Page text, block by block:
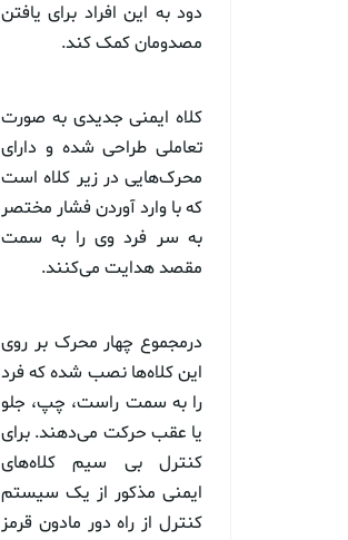
دود به این افراد برای یافتن
مصدومان کمک کند.
کلاه ایمنی جدیدی به صورت
تعاملی طراحی شده و دارای
محرک‌هایی در زیر کلاه است
که با وارد آوردن فشار مختصر
به سر فرد وی را به سمت
مقصد هدایت می‌کنند.
درمجموع چهار محرک بر روی
این کلاه‌ها نصب شده که فرد
را به سمت راست، چپ، جلو
یا عقب حرکت می‌دهند. برای
کنترل بی سیم کلاه‌های
ایمنی مذکور از یک سیستم
کنترل از راه دور مادون قرمز